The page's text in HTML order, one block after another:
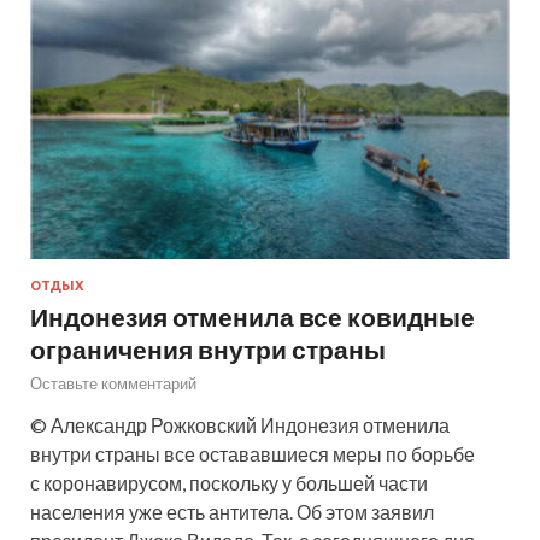
ОТДЫХ
Индонезия отменила все ковидные
ограничения внутри страны
Оставьте комментарий
© Александр Рожковский Индонезия отменила
внутри страны все остававшиеся меры по борьбе
с коронавирусом, поскольку у большей части
населения уже есть антитела. Об этом заявил